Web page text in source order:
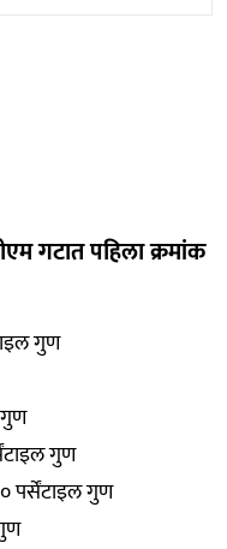
गटात पहिला क्रमांक
गुण
गुण
पर्सेंटाइल गुण